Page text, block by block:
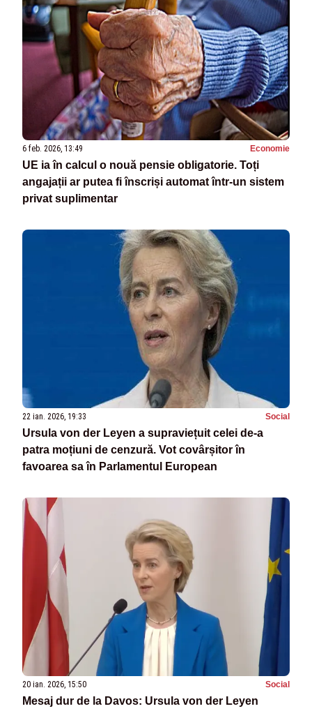
6 feb. 2026, 13:49 Economie
UE ia în calcul o nouă pensie obligatorie. Toți
angajații ar putea fi înscriși automat într-un sistem
privat suplimentar
22 ian. 2026, 19:33 Social
Ursula von der Leyen a supraviețuit celei de-a
patra moțiuni de cenzură. Vot covârșitor în
favoarea sa în Parlamentul European
20 ian. 2026, 15:50 Social
Mesaj dur de la Davos: Ursula von der Leyen